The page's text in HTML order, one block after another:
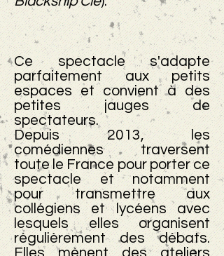
Ce spectacle s'adapte
parfaitement aux petits
espaces et convient à des
petites jauges de
spectateurs.
Depuis 2013, les
comédiennes traversent
toute le France pour porter ce
spectacle et notamment
pour transmettre aux
collégiens et lycéens avec
lesquels elles organisent
régulièrement des débats.
Elles mènent des ateliers